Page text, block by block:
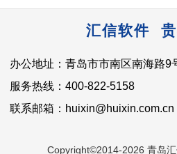
汇信软件
办公地址：青岛市市南区南海路9
服务热线：400-822-5158
联系邮箱：huixin@huixin.com.cn
Copyright©2014-2026 青岛